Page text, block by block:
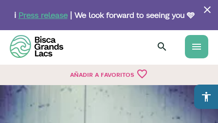
content
ℹ️ Press release| We look forward to seeing you 🩵
menu
AÑADIR A FAVORITOS favorite_border
accessibility